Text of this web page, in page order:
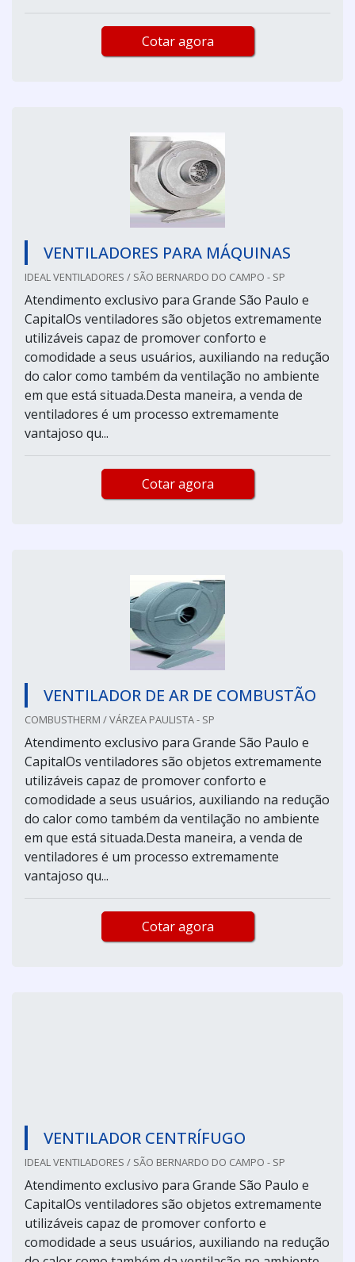
Cotar agora
VENTILADORES PARA MÁQUINAS
IDEAL VENTILADORES / SÃO BERNARDO DO CAMPO - SP
Atendimento exclusivo para Grande São Paulo e
CapitalOs ventiladores são objetos extremamente
utilizáveis capaz de promover conforto e
comodidade a seus usuários, auxiliando na redução
do calor como também da ventilação no ambiente
em que está situada.Desta maneira, a venda de
ventiladores é um processo extremamente
vantajoso qu...
Cotar agora
VENTILADOR DE AR DE COMBUSTÃO
COMBUSTHERM / VÁRZEA PAULISTA - SP
Atendimento exclusivo para Grande São Paulo e
CapitalOs ventiladores são objetos extremamente
utilizáveis capaz de promover conforto e
comodidade a seus usuários, auxiliando na redução
do calor como também da ventilação no ambiente
em que está situada.Desta maneira, a venda de
ventiladores é um processo extremamente
vantajoso qu...
Cotar agora
VENTILADOR CENTRÍFUGO
IDEAL VENTILADORES / SÃO BERNARDO DO CAMPO - SP
Atendimento exclusivo para Grande São Paulo e
CapitalOs ventiladores são objetos extremamente
utilizáveis capaz de promover conforto e
comodidade a seus usuários, auxiliando na redução